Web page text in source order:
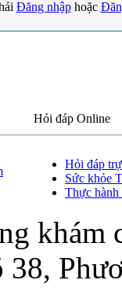
Đăng nhậphoặc
Hỏi đáp Online
Hỏi đáp
Sức khỏe
Thực hành
khám
38,